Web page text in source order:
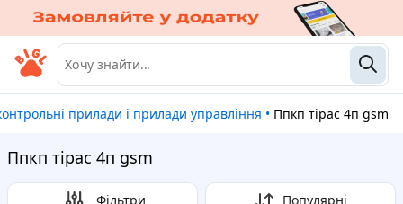
прилади і прилади управління • Ппкп тірас 4п gsm
Ппкп тірас 4п gsm
Фільтри Популярні